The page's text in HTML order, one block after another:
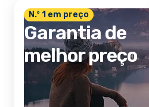
N.º 1 em preço
Garantia de
melhor preço